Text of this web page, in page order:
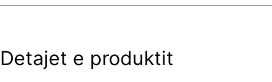
Detajet e produktit